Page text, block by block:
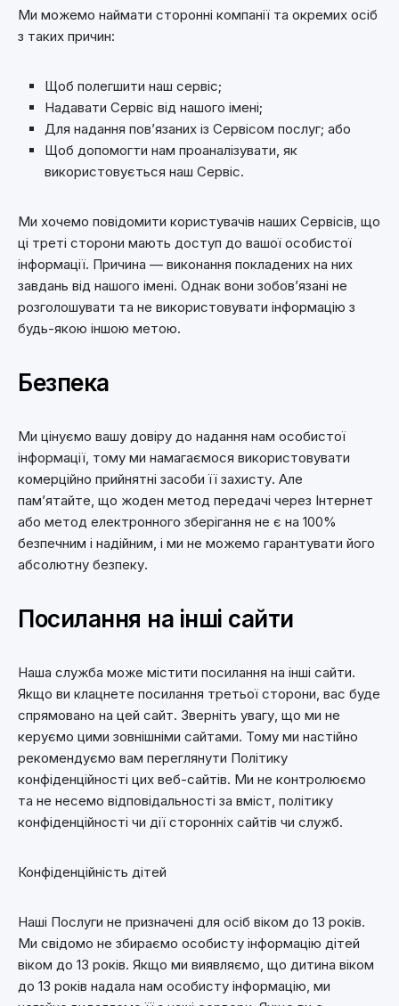
Ми можемо наймати сторонні компанії та окремих осіб
з таких причин:
Щоб полегшити наш сервіс;
Надавати Сервіс від нашого імені;
Для надання пов’язаних із Сервісом послуг; або
Щоб допомогти нам проаналізувати, як
використовується наш Сервіс.
Ми хочемо повідомити користувачів наших Сервісів, що
ці треті сторони мають доступ до вашої особистої
інформації. Причина — виконання покладених на них
завдань від нашого імені. Однак вони зобов’язані не
розголошувати та не використовувати інформацію з
будь-якою іншою метою.
Безпека
Ми цінуємо вашу довіру до надання нам особистої
інформації, тому ми намагаємося використовувати
комерційно прийнятні засоби її захисту. Але
пам’ятайте, що жоден метод передачі через Інтернет
або метод електронного зберігання не є на 100%
безпечним і надійним, і ми не можемо гарантувати його
абсолютну безпеку.
Посилання на інші сайти
Наша служба може містити посилання на інші сайти.
Якщо ви клацнете посилання третьої сторони, вас буде
спрямовано на цей сайт. Зверніть увагу, що ми не
керуємо цими зовнішніми сайтами. Тому ми настійно
рекомендуємо вам переглянути Політику
конфіденційності цих веб-сайтів. Ми не контролюємо
та не несемо відповідальності за вміст, політику
конфіденційності чи дії сторонніх сайтів чи служб.
Конфіденційність дітей
Наші Послуги не призначені для осіб віком до 13 років.
Ми свідомо не збираємо особисту інформацію дітей
віком до 13 років. Якщо ми виявляємо, що дитина віком
до 13 років надала нам особисту інформацію, ми